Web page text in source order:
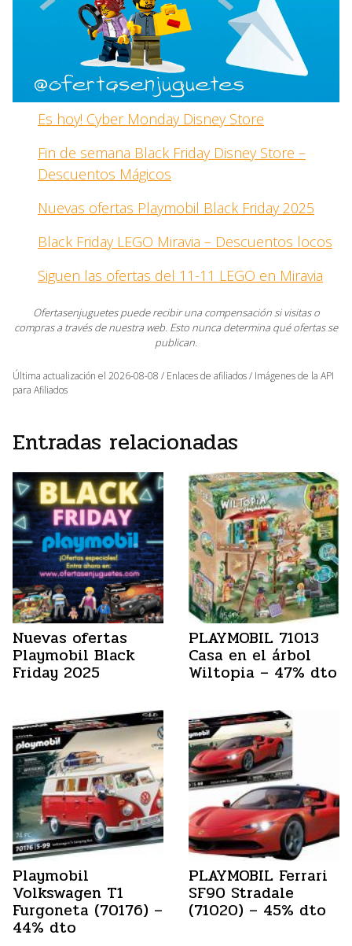
Es hoy! Cyber Monday Disney Store
Fin de semana Black Friday Disney Store –
Descuentos Mágicos
Nuevas ofertas Playmobil Black Friday 2025
Black Friday LEGO Miravia – Descuentos locos
Siguen las ofertas del 11-11 LEGO en Miravia
Ofertasenjuguetes puede recibir una compensación si visitas o
compras a través de nuestra web. Esto nunca determina qué ofertas se
publican.
Última actualización el 2026-08-08 / Enlaces de afiliados / Imágenes de la API
para Afiliados
Entradas relacionadas
Nuevas ofertas
Playmobil Black
Friday 2025
PLAYMOBIL 71013
Casa en el árbol
Wiltopia – 47% dto
Playmobil
Volkswagen T1
Furgoneta (70176) –
44% dto
PLAYMOBIL Ferrari
SF90 Stradale
(71020) – 45% dto